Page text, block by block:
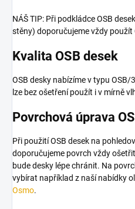
NÁŠ TIP: Při podkládce OSB
stěny) doporučujeme vždy použít
Kvalita OSB desek
OSB desky nabízíme v typu OSB/
lze bez ošetření použít i v mírně
Povrchová úprava
Při použití OSB desek na
doporučujeme povrch vždy
bude desky lépe chránit. Na
vybírat například z naší nabídky
Osmo.